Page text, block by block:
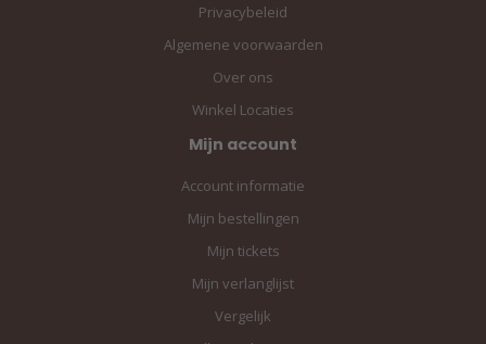
Privacybeleid
Algemene voorwaarden
Over ons
Winkel Locaties
Mijn account
Account informatie
Mijn bestellingen
Mijn tickets
Mijn verlanglijst
Vergelijk